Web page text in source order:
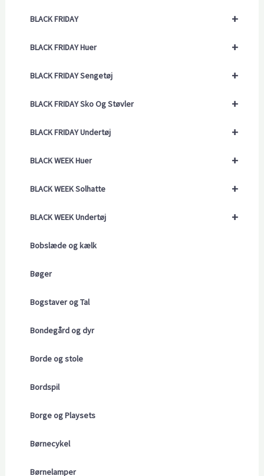
+
BLACK FRIDAY
+
BLACK FRIDAY Huer
+
BLACK FRIDAY Sengetøj
+
BLACK FRIDAY Sko Og Støvler
+
BLACK FRIDAY Undertøj
+
BLACK WEEK Huer
+
BLACK WEEK Solhatte
+
BLACK WEEK Undertøj
Bobslæde og kælk
Bøger
Bogstaver og Tal
Bondegård og dyr
Borde og stole
Bordspil
Borge og Playsets
Børnecykel
Børnelamper